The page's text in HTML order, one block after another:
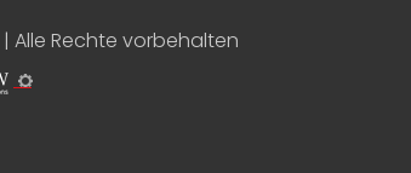
| Alle Rechte vorbehalten